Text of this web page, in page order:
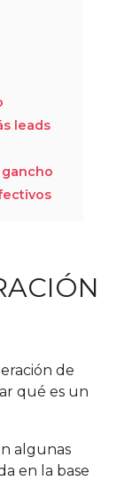
leads
de
qué es un
algunas
en la base